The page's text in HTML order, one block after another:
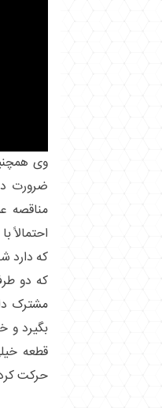
وی
ضرورت
مناقصه
احتمالاً
که دارد
که دو
مشترک
بگیرد و
قطعه
حرکت